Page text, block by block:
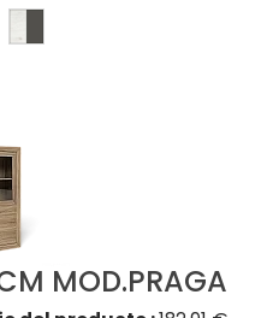
MOD.PRAGA